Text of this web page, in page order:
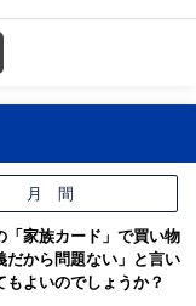
月 間
「家族カード」で買い物
だから問題ない」と言い
もよいのでしょうか？